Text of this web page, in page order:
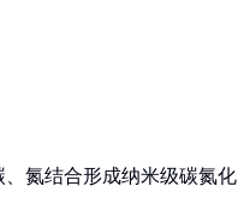
氮结合形成纳米级碳氮化